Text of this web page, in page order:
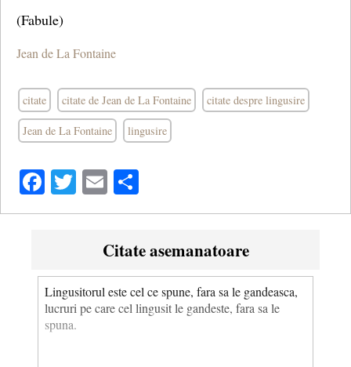
(Fabule)
Jean de La Fontaine
citate citate de Jean de La Fontaine citate despre lingusire
Jean de La Fontaine lingusire
Facebook
Twitter
Email
Citate asemanatoare
Lingusitorul este cel ce spune, fara sa le gandeasca,
lucruri pe care cel lingusit le gandeste, fara sa le
spuna.